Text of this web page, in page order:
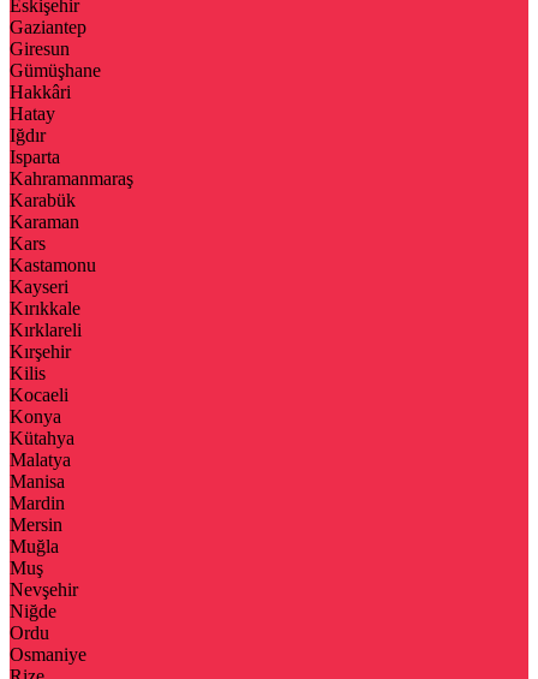
Eskişehir
Gaziantep
Giresun
Gümüşhane
Hakkâri
Hatay
Iğdır
Isparta
Kahramanmaraş
Karabük
Karaman
Kars
Kastamonu
Kayseri
Kırıkkale
Kırklareli
Kırşehir
Kilis
Kocaeli
Konya
Kütahya
Malatya
Manisa
Mardin
Mersin
Muğla
Muş
Nevşehir
Niğde
Ordu
Osmaniye